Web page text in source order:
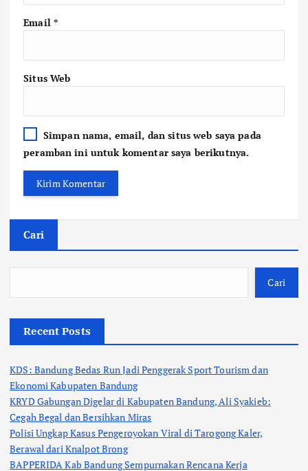
Email *
Situs Web
Simpan nama, email, dan situs web saya pada
peramban ini untuk komentar saya berikutnya.
Cari
Cari
Recent Posts
KDS: Bandung Bedas Run Jadi Penggerak Sport Tourism dan
Ekonomi Kabupaten Bandung
KRYD Gabungan Digelar di Kabupaten Bandung, Ali Syakieb:
Cegah Begal dan Bersihkan Miras
Polisi Ungkap Kasus Pengeroyokan Viral di Tarogong Kaler,
Berawal dari Knalpot Brong
BAPPERIDA Kab Bandung Sempurnakan Rencana Kerja